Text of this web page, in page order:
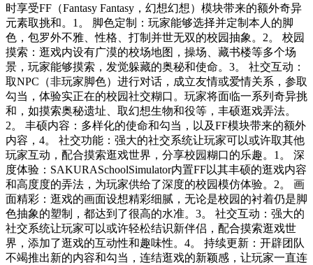
时享受FF（Fantasy Fantasy，幻想幻想）模块带来的额外奇异
元素取挑和。1。 脚色定制：玩家能够选择并定制本人的脚
色，包罗外不雅、性格、打制并世无双的校园抽象。2。 校园
摸索：逛戏内设有广漠的校场地图，操场、藏书楼等多个场
景，玩家能够摸索，发觉躲藏的奥秘和使命。3。 社交互动：
取NPC（非玩家脚色）进行对话，成立友情或爱情关系，参取
勾当，体验实正在的校园社交糊口。玩家将面临一系列奇异挑
和，如摸索奥秘遗址、取幻想生物和役等，丰硕逛戏弄法。
2。 丰硕内容：多样化的使命和勾当，以及FF模块带来的额外
内容，4。 社交功能：强大的社交系统让玩家可以或许取其他
玩家互动，配合摸索逛戏世界，分享校园糊口的乐趣。1。 深
度体验：SAKURASchoolSimulator内置FF以其丰硕的逛戏内容
和高度度的弄法，为玩家供给了深度的校园模仿体验。2。 画
面精彩：逛戏的画面设想精彩细腻，无论是校园的衬着仍是脚
色抽象的塑制，都达到了很高的水准。3。 社交互动：强大的
社交系统让玩家可以或许轻松结识新伴侣，配合摸索逛戏世
界，添加了逛戏的互动性和趣味性。4。 持续更新：开辟团队
不竭推出新的内容和勾当，连结逛戏的新颖感，让玩家一直连